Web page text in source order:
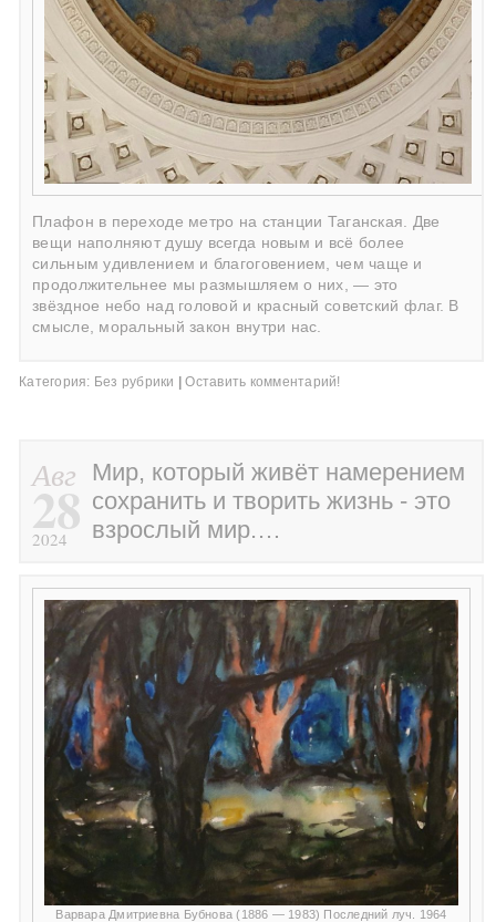
Плафон в переходе метро на станции Таганская. Две
вещи наполняют душу всегда новым и всё более
сильным удивлением и благоговением, чем чаще и
продолжительнее мы размышляем о них, — это
звёздное небо над головой и красный советский флаг. В
смысле, моральный закон внутри нас.
Категория: Без рубрики Оставить комментарий!
Авг
28
2024
Мир, который живёт намерением
сохранить и творить жизнь - это
взрослый мир.…
Варвара Дмитриевна Бубнова (1886 — 1983) Последний луч. 1964